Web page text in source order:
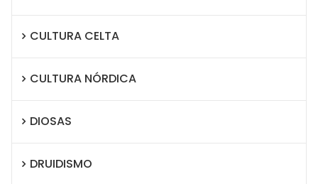
CULTURA CELTA
CULTURA NÓRDICA
DIOSAS
DRUIDISMO